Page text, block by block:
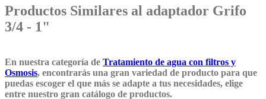
Productos Similares al adaptador Grifo
3/4 - 1"
En nuestra categoría de Tratamiento de agua con filtros y
Osmosis, encontrarás una gran variedad de producto para que
puedas escoger el que más se adapte a tus necesidades, elige
entre nuestro gran catálogo de productos.